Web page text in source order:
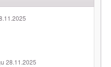
28.11.2025